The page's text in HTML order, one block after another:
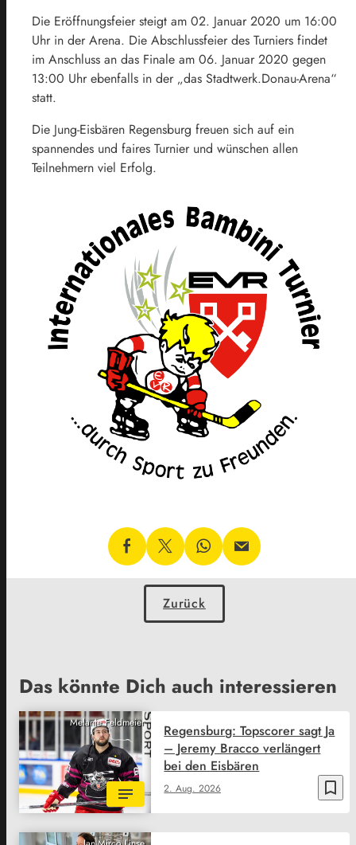
Die Eröffnungsfeier steigt am 02. Januar 2020 um 16:00
Uhr in der Arena. Die Abschlussfeier des Turniers findet
im Anschluss an das Finale am 06. Januar 2020 gegen
13:00 Uhr ebenfalls in der „das Stadtwerk.Donau-Arena“
statt.
Die Jung-Eisbären Regensburg freuen sich auf ein
spannendes und faires Turnier und wünschen allen
Teilnehmern viel Erfolg.
Zurück
Das könnte Dich auch interessieren
Melanie Feldmeier
bookmark_border
2. Aug. 2026
Regensburg: Topscorer sagt Ja
– Jeremy Bracco verlängert
bei den Eisbären